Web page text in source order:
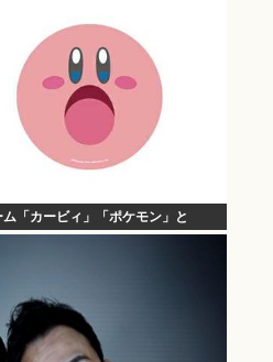
「カービィ」「ポケモン」と